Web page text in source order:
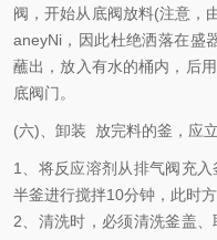
阀，开始从底阀放料(注意，
aneyNi，因此杜绝洒落在盛
蘸出，放入有水的桶内，后
底阀门。
(六)、卸装 放完料的釜，应
1、将反应溶剂从排气阀充
半釜进行搅拌10分钟，此时
2、清洗时，必须清洗釜盖